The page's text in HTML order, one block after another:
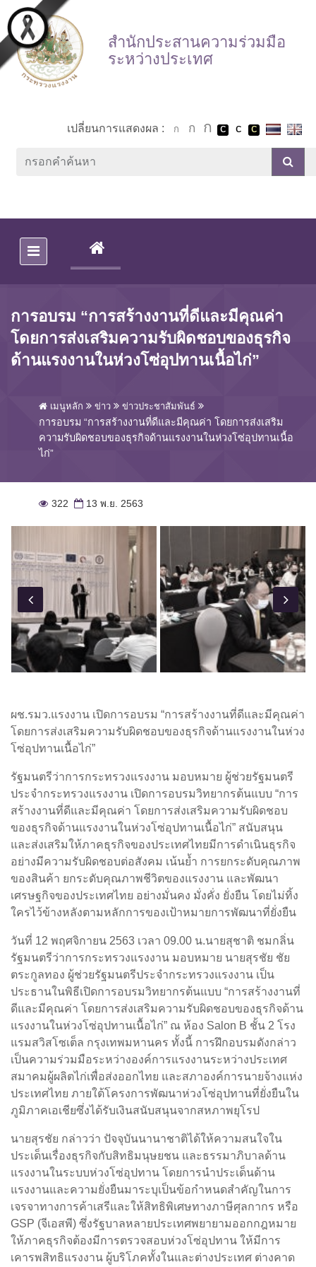
Skip to main content
สำนักประสานความร่วมมือ
ระหว่างประเทศ
เปลี่ยนการแสดงผล :
(CURRENT)
การอบรม “การสร้างงานที่ดีและมีคุณค่า
โดยการส่งเสริมความรับผิดชอบของธุรกิจ
ด้านแรงงานในห่วงโซ่อุปทานเนื้อไก่”
เมนูหลัก ข่าว ข่าวประชาสัมพันธ์
การอบรม “การสร้างงานที่ดีและมีคุณค่า โดยการส่งเสริม
ความรับผิดชอบของธุรกิจด้านแรงงานในห่วงโซ่อุปทานเนื้อ
ไก่”
322 13 พ.ย. 2563
ผช.รมว.แรงงาน เปิดการอบรม “การสร้างงานที่ดีและมีคุณค่า
โดยการส่งเสริมความรับผิดชอบของธุรกิจด้านแรงงานในห่วง
โซ่อุปทานเนื้อไก่”
รัฐมนตรีว่าการกระทรวงแรงงาน มอบหมาย ผู้ช่วยรัฐมนตรี
ประจำกระทรวงแรงงาน เปิดการอบรมวิทยากรต้นแบบ “การ
สร้างงานที่ดีและมีคุณค่า โดยการส่งเสริมความรับผิดชอบ
ของธุรกิจด้านแรงงานในห่วงโซ่อุปทานเนื้อไก่” สนับสนุน
และส่งเสริมให้ภาคธุรกิจของประเทศไทยมีการดำเนินธุรกิจ
อย่างมีความรับผิดชอบต่อสังคม เน้นย้ำ การยกระดับคุณภาพ
ของสินค้า ยกระดับคุณภาพชีวิตของแรงงาน และพัฒนา
เศรษฐกิจของประเทศไทย อย่างมั่นคง มั่งคั่ง ยั่งยืน โดยไม่ทิ้ง
ใครไว้ข้างหลังตามหลักการของเป้าหมายการพัฒนาที่ยั่งยืน
วันที่ 12 พฤศจิกายน 2563 เวลา 09.00 น.นายสุชาติ ชมกลิ่น
รัฐมนตรีว่าการกระทรวงแรงงาน มอบหมาย นายสุรชัย ชัย
ตระกูลทอง ผู้ช่วยรัฐมนตรีประจำกระทรวงแรงงาน เป็น
ประธานในพิธีเปิดการอบรมวิทยากรต้นแบบ “การสร้างงานที่
ดีและมีคุณค่า โดยการส่งเสริมความรับผิดชอบของธุรกิจด้าน
แรงงานในห่วงโซ่อุปทานเนื้อไก่” ณ ห้อง Salon B ชั้น 2 โรง
แรมสวิสโซเต็ล กรุงเทพมหานคร ทั้งนี้ การฝึกอบรมดังกล่าว
เป็นความร่วมมือระหว่างองค์การแรงงานระหว่างประเทศ
สมาคมผู้ผลิตไก่เพื่อส่งออกไทย และสภาองค์การนายจ้างแห่ง
ประเทศไทย ภายใต้โครงการพัฒนาห่วงโซ่อุปทานที่ยั่งยืนใน
ภูมิภาคเอเชียซึ่งได้รับเงินสนับสนุนจากสหภาพยุโรป
นายสุรชัย กล่าวว่า ปัจจุบันนานาชาติได้ให้ความสนใจใน
ประเด็นเรื่องธุรกิจกับสิทธิมนุษยชน และธรรมาภิบาลด้าน
แรงงานในระบบห่วงโซ่อุปทาน โดยการนำประเด็นด้าน
แรงงานและความยั่งยืนมาระบุเป็นข้อกำหนดสำคัญในการ
เจรจาทางการค้าเสรีและให้สิทธิพิเศษทางภาษีศุลกากร หรือ
GSP (จีเอสพี) ซึ่งรัฐบาลหลายประเทศพยายามออกกฎหมาย
ให้ภาคธุรกิจต้องมีการตรวจสอบห่วงโซ่อุปทาน ให้มีการ
เคารพสิทธิแรงงาน ผู้บริโภคทั้งในและต่างประเทศ ต่างคาด